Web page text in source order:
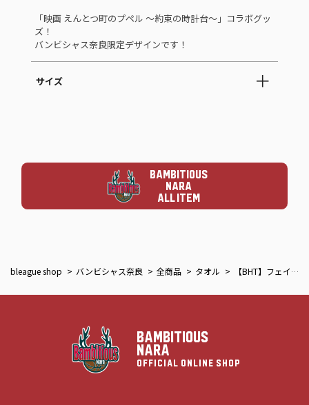
「映画 えんとつ町のプペル ～約束の時計台～」コラボグッ
ズ！
バンビシャス奈良限定デザインです！
サイズ
BAMBITIOUS
NARA
ALL ITEM
bleague shop バンビシャス奈良 全商品 タオル 【BHT】フェイスタオル
BAMBITIOUS
NARA
OFFICIAL ONLINE SHOP